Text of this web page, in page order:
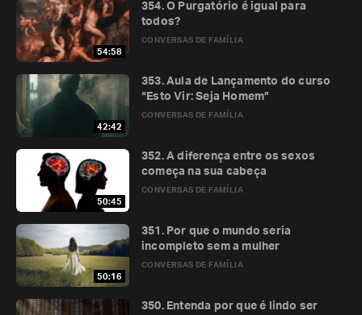
54:58
CONVERSAS DE FAMÍLIA
354. O Purgatório é igual para
todos?
42:42
CONVERSAS DE FAMÍLIA
353. Aula de Lançamento do curso
“Esto Vir: Seja Homem”
50:45
CONVERSAS DE FAMÍLIA
352. A diferença entre os sexos
começa na sua cabeça
50:16
CONVERSAS DE FAMÍLIA
351. Por que o mundo seria
incompleto sem a mulher
350. Entenda por que é lindo ser